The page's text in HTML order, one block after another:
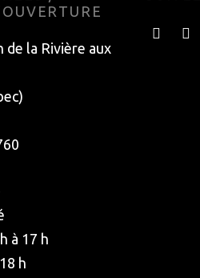
de la Rivière aux
à 17 h
h